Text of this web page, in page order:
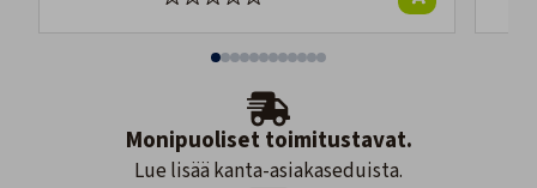
Monipuoliset toimitustavat.
Lue lisää kanta-asiakaseduista.